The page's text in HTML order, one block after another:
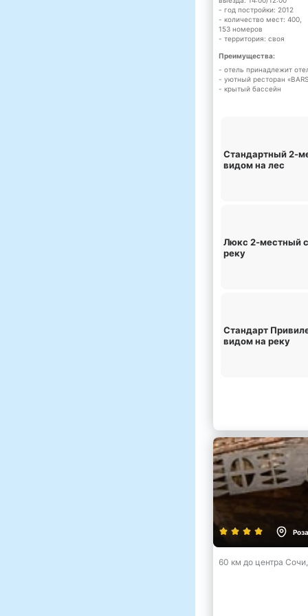
- год постройки: 2012
- количество мест: 400,
153 номеров
- территория: своя
Преимущества:
- отель принадлежит
- уютный ресторан
- крытый бассейн
Стандартный 2-
видом на лес
Люкс 2-местный
реку
Стандарт
видом на реку
60 км до центра